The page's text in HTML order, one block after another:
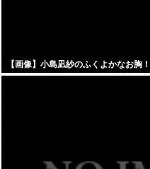
【画像】小島凪紗のふくよかなお胸